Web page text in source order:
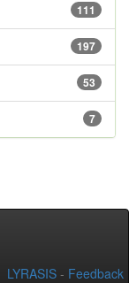
111
197
53
7
LYRASIS - Feedback